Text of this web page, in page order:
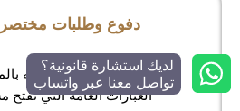
دفوع وطلبات
نكتب المطلوب بدقة ونربطه
العبارات العامة التي تفتح
لديك استشارة قانونية؟
تواصل معنا عبر واتساب